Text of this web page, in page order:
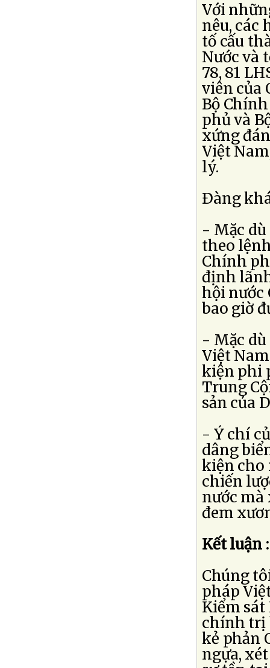
Với
nêu, các
tố cấu
Nước và
78, 81
viên của
Bộ
phủ và
xứng
Việt
lý.
Ðàng
- Mặc
theo
Chính
định
hội nước
bao giờ
- Mặc dù
Việt
kiện phi
Trung
sản của
- Ý chí
dâng
kiện cho
chiến
nước mà
đem
Kết luận :
Chúng
pháp
Kiểm sát
chính trị
kẻ phản
ngựa,